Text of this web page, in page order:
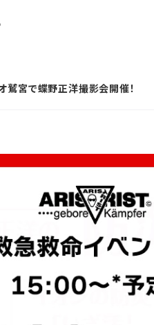
鷲宮で蝶野正洋撮影会開催！